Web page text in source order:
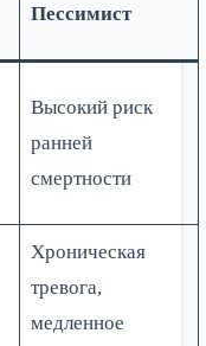
Пессимист
Высокий риск
ранней
смертности
Хроническая
тревога,
медленное